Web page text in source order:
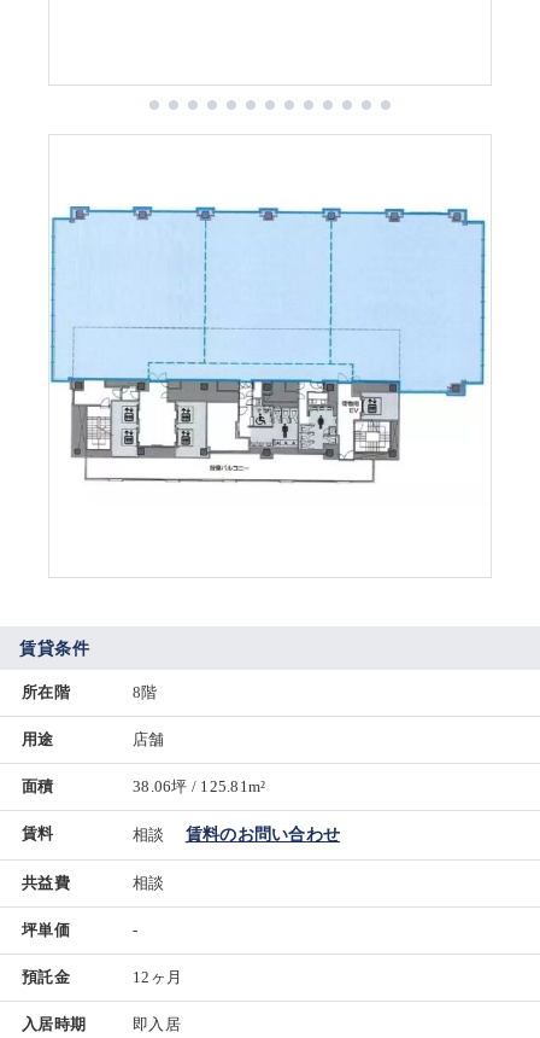
賃貸条件
所在階 8階
用途 店舗
面積 38.06坪 / 125.81m²
賃料 相談 賃料のお問い合わせ
共益費 相談
坪単価 -
預託金 12ヶ月
入居時期 即入居